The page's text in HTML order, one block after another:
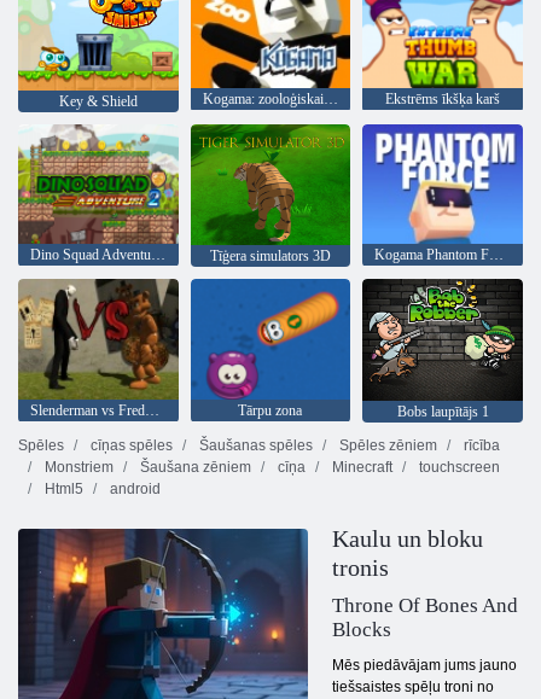
Key & Shield Kogama: zooloģiskais dārzs Ekstrēms īkšķa karš
Dino Squad Adventure 2 Tīģera simulators 3D Kogama Phantom Force
Slenderman vs Freddy Fazbear Tārpu zona
Bobs laupītājs 1
Spēles
cīņas spēles Šaušanas spēles Spēles zēniem
rīcība
Monstriem
Šaušana zēniem cīņa Minecraft
touchscreen
Html5
android
Kaulu un bloku
tronis
Throne Of Bones And
Blocks
Mēs piedāvājam jums jauno
tiešsaistes spēļu troni no